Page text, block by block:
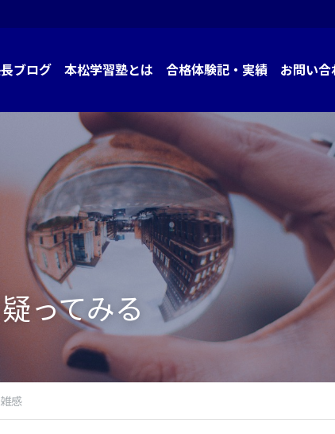
本松学習塾とは 合格体験記・実績 お問い合わせ
ってみる
感